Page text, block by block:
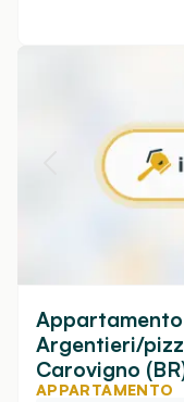
Argentieri/
Carovigno
APPARTAMENTO